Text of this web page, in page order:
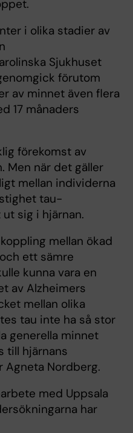
i olika stadier av
Sjukhuset
förutom
av minnet även flera
17 månaders
förekomst av
Men när det gäller
mellan individerna
tau-
sig i hjärnan.
mellan ökad
ett sämre
kunna vara en
av Alzheimers
mellan olika
tau inte ha så stor
generella minnet
till hjärnans
Agneta Nordberg.
med Uppsala
har